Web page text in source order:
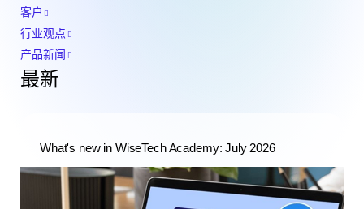
客户
行业观点
产品新闻
最新
What's new in WiseTech Academy: July 2026